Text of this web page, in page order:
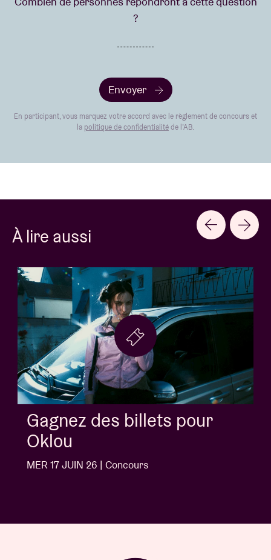
?
Envoyer
En participant, vous marquez votre accord avec le règlement de concours et
la politique de confidentialité de l’AB.
À lire aussi
Gagnez des billets pour
Jack White
MER 10 JUIN 26 | Concours